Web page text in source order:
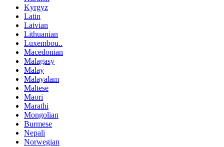
Kyrgyz
Latin
Latvian
Lithuanian
Luxembou..
Macedonian
Malagasy
Malay
Malayalam
Maltese
Maori
Marathi
Mongolian
Burmese
Nepali
Norwegian